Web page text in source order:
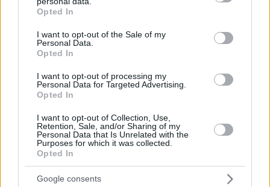
grant or deny consent to Google and its third-party tags to
use your data for below specified purposes in below Google
consent section.
Opted In
I want to opt-out of the Sale of my
Personal Data.
Opted In
I want to opt-out of processing my
Personal Data for Targeted Advertising.
Opted In
I want to opt-out of Collection, Use,
Retention, Sale, and/or Sharing of my
Personal Data that Is Unrelated with the
Purposes for which it was collected.
Opted In
Google consents
μεταφορά αφρικανικής σκόνης στην περιοχή
Οι άνεμοι θα πνέουν από νότιες διευθύνσεις
στα ανατολικά 4 με 6 και στα δυτικά 6 με 7
Η θερμοκρασία θα σημειώσει μικρή περαιτέρω
άνοδο και θα φθάσει έως τους 27 βαθμούς
Κελσίου.
ΠΡΟΓΝΩΣΗ ΓΙΑ ΤΗΝ ΚΥΡΙΑΚΗ 22-10-2023
Στα δυτικά νεφώσεις με τοπικές βροχές και
κυρίως στα βορειοδυτικά μέχρι το μεσημέρι